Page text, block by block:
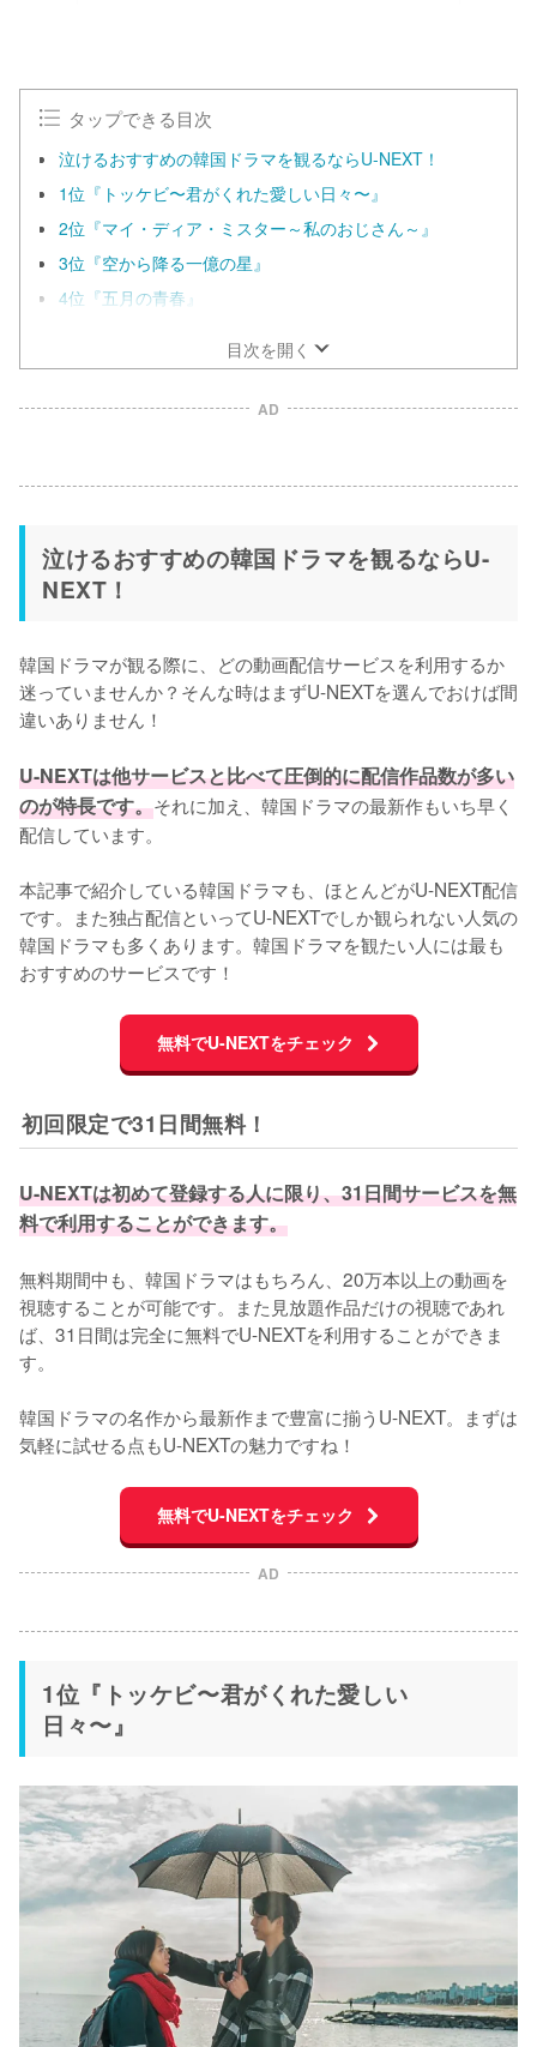
タップできる目次
泣けるおすすめの韓国ドラマを観るならU-NEXT！
1位『トッケビ〜君がくれた愛しい日々〜』
2位『マイ・ディア・ミスター～私のおじさん～』
3位『空から降る一億の星』
4位『五月の青春』
目次を開く
AD
泣けるおすすめの韓国ドラマを観るならU-
NEXT！
韓国ドラマが観る際に、どの動画配信サービスを利用するか
迷っていませんか？そんな時はまずU-NEXTを選んでおけば間
違いありません！
U-NEXTは他サービスと比べて圧倒的に配信作品数が多い
のが特長です。それに加え、韓国ドラマの最新作もいち早く
配信しています。
本記事で紹介している韓国ドラマも、ほとんどがU-NEXT配信
です。また独占配信といってU-NEXTでしか観られない人気の
韓国ドラマも多くあります。韓国ドラマを観たい人には最も
おすすめのサービスです！
無料でU-NEXTをチェック
初回限定で31日間無料！
U-NEXTは初めて登録する人に限り、31日間サービスを無
料で利用することができます。
無料期間中も、韓国ドラマはもちろん、20万本以上の動画を
視聴することが可能です。また見放題作品だけの視聴であれ
ば、31日間は完全に無料でU-NEXTを利用することができま
す。
韓国ドラマの名作から最新作まで豊富に揃うU-NEXT。まずは
気軽に試せる点もU-NEXTの魅力ですね！
無料でU-NEXTをチェック
AD
1位『トッケビ〜君がくれた愛しい
日々〜』